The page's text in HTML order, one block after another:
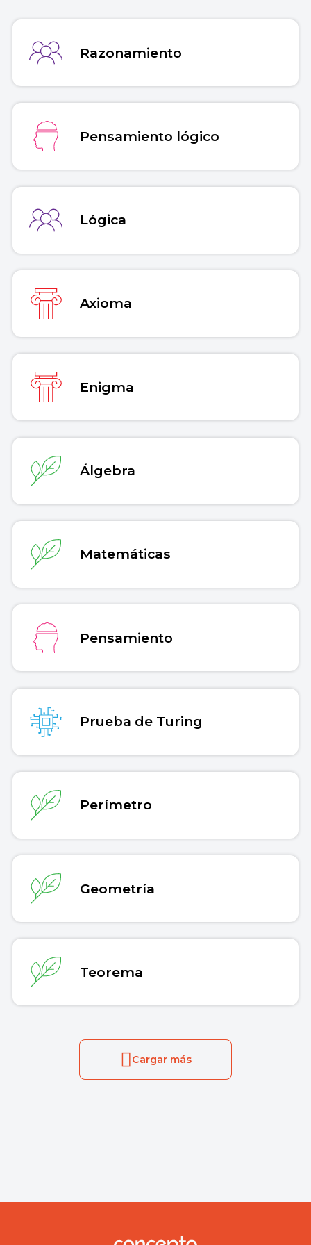
https://concepto.de/pensamiento-
matematico/
Razonamiento
Pensamiento lógico
Lógica
Axioma
Enigma
Álgebra
Matemáticas
Pensamiento
Prueba de Turing
Perímetro
Geometría
Teorema
Cargar más